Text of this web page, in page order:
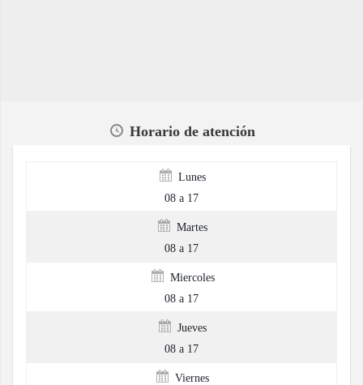
Horario de atención
Lunes
08 a 17
Martes
08 a 17
Miercoles
08 a 17
Jueves
08 a 17
Viernes